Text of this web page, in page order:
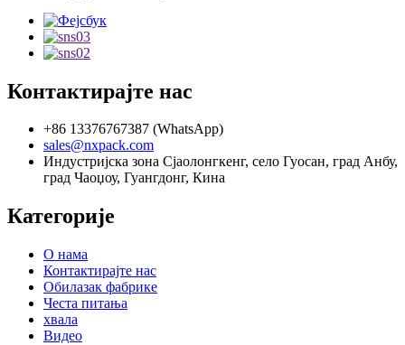
Контактирајте нас
+86 13376767387 (WhatsApp)
sales@nxpack.com
Индустријска зона Сјаолонгкенг, село Гуосан, град Анбу,
град Чаоџоу, Гуангдонг, Кина
Категорије
О нама
Контактирајте нас
Обилазак фабрике
Честа питања
хвала
Видео